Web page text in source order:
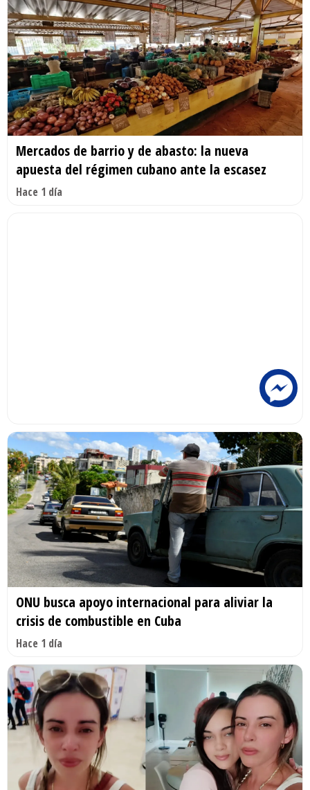
Mercados de barrio y de abasto: la nueva
apuesta del régimen cubano ante la escasez
Hace 1 día
ONU busca apoyo internacional para aliviar la
crisis de combustible en Cuba
Hace 1 día